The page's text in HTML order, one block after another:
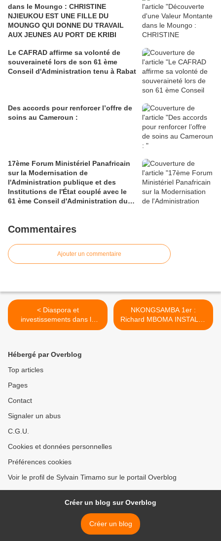
dans le Moungo : CHRISTINE
NJIEUKOU EST UNE FILLE DU
MOUNGO QUI DONNE DU TRAVAIL
AUX JEUNES AU PORT DE KRIBI
Le CAFRAD affirme sa volonté de
souveraineté lors de son 61 ème
Conseil d'Administration tenu à Rabat
Des accords pour renforcer l’offre de
soins au Cameroun :
17ème Forum Ministériel Panafricain
sur la Modernisation de
l'Administration publique et des
Institutions de l'État couplé avec le
61 ème Conseil d'Administration du
Commentaires
Ajouter un commentaire
< Diaspora et
investissements dans la
ville de Nkongsamba : M.
promoteur de la Marque LE
NKONGSAMBA 1er :
Richard MBOMA INSTALLÉ
COMME CHEF DE BLOC
Hébergé par Overblog
Top articles
Pages
Contact
Signaler un abus
C.G.U.
Cookies et données personnelles
Préférences cookies
Voir le profil de Sylvain Timamo sur le portail Overblog
Créer un blog sur Overblog
Créer un blog